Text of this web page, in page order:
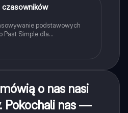
podstawowych
Past Simple dla
nieregularnych.
o nas nasi
Pokochali nas —